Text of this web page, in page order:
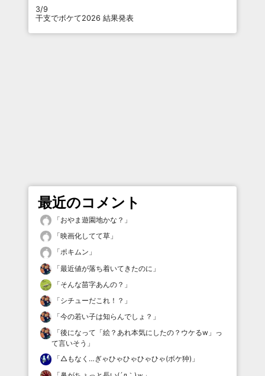
3/9
干支でボケて2026 結果発表
最近のコメント
「おやま遊園地かな？ 」
「映画化してて草 」
「ポキムン 」
「最近値が落ち着いてきたのに 」
「そんな苗字あんの？ 」
「シチューだこれ！？ 」
「今の若い子は知らんでしょ？ 」
「後になって「絵？あれ本気にしたの？ウケるw」っ
て言いそう 」
「△もなく…ぎゃひゃひゃひゃひゃ(ボケ狆) 」